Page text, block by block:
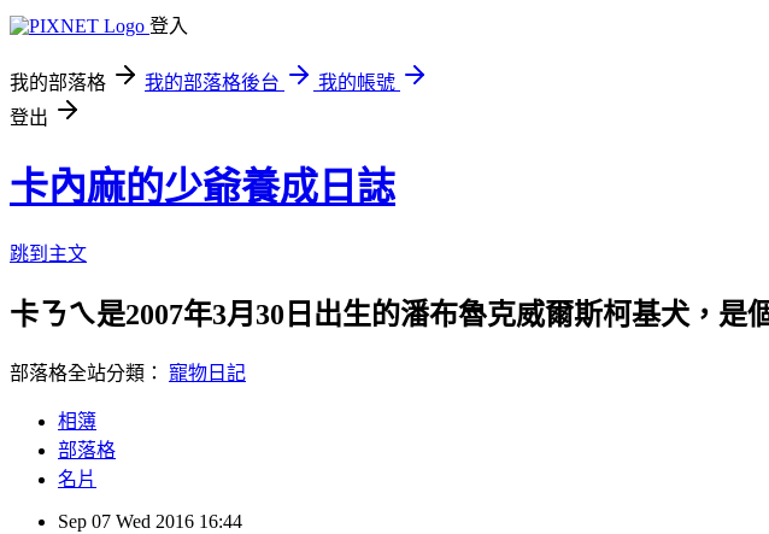
登入
我的部落格 我的部落格後台
我的帳號
登出
卡內麻的少爺養成日誌
跳到主文
卡ㄋㄟ是2007年3月30日出生的潘布魯克威爾斯柯基犬，
部落格全站分類： 寵物日記
相簿
部落格
名片
Sep 07 Wed 2016 16:44